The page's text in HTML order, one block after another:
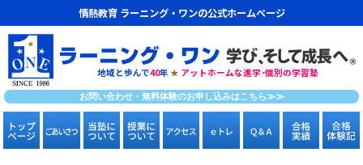
情熱教育 ラーニング・ワンの公式ホームページ
地域と歩んで40年 ★ アットホームな進学･個別の学習塾
お問い合わせ・無料体験のお申し込みはこちら≫≫